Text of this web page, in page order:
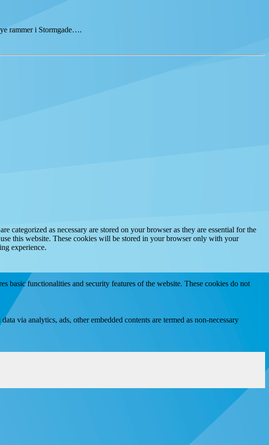
rammer i Stormgade….
categorized as necessary are stored on your browser as they are essential for the
this website. These cookies will be stored in your browser only with your
experience.
basic functionalities and security features of the website. These cookies do not
via analytics, ads, other embedded contents are termed as non-necessary